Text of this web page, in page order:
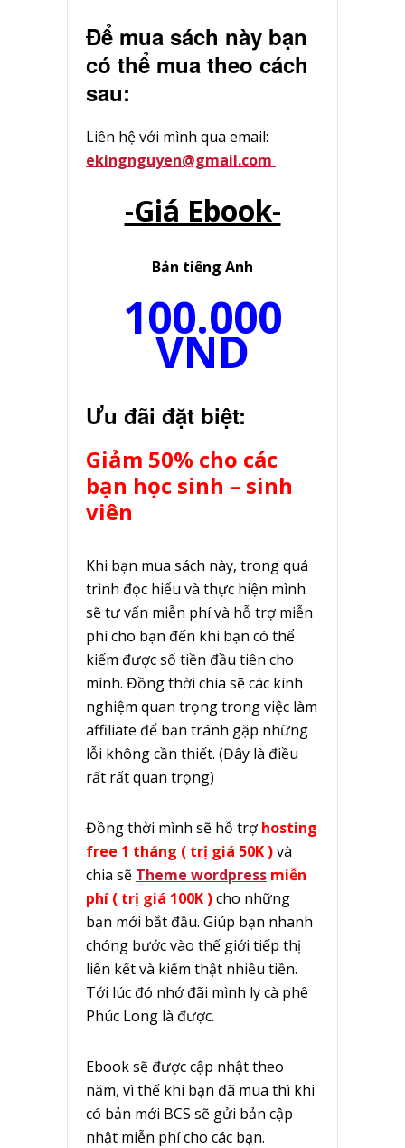
Để mua sách này bạn
có thể mua theo cách
sau:
Liên hệ với mình qua email:
ekingnguyen@gmail.com
-Giá Ebook-
Bản tiếng Anh
100.000
VND
Ưu đãi đặt biệt:
Giảm 50% cho các
bạn học sinh – sinh
viên
Khi bạn mua sách này, trong quá
trình đọc hiểu và thực hiện mình
sẽ tư vấn miễn phí và hỗ trợ miễn
phí cho bạn đến khi bạn có thể
kiếm được số tiền đầu tiên cho
mình. Đồng thời chia sẽ các kinh
nghiệm quan trọng trong việc làm
affiliate để bạn tránh gặp những
lỗi không cần thiết. (Đây là điều
rất rất quan trọng)
Đồng thời mình sẽ hỗ trợ hosting
free 1 tháng ( trị giá 50K )và
chia sẽ Theme wordpress miễn
phí ( trị giá 100K )cho những
bạn mới bắt đầu. Giúp bạn nhanh
chóng bước vào thế giới tiếp thị
liên kết và kiếm thật nhiều tiền.
Tới lúc đó nhớ đãi mình ly cà phê
Phúc Long là được.
Ebook sẽ được cập nhật theo
năm, vì thế khi bạn đã mua thì khi
có bản mới BCS sẽ gửi bản cập
nhật miễn phí cho các bạn.